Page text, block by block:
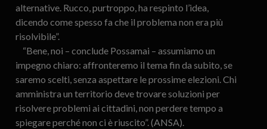
alternative. Rucco, purtroppo, ha respinto l’idea,
dicendo come spesso fa che il problema non era più
risolvibile”.
“Bene, noi – conclude Possamai – assumiamo un
impegno chiaro: affronteremo il tema fin da subito, se
saremo scelti, senza aspettare le prossime elezioni. Chi
amministra un territorio deve trovare soluzioni per
risolvere problemi ai cittadini, non perdere tempo a
spiegare perché non ci è riuscito”. (ANSA).